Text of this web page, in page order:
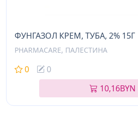
ФУНГАЗОЛ КРЕМ, ТУБА, 2% 15Г
PHARMACARE, ПАЛЕСТИНА
0 0
10,16BYN